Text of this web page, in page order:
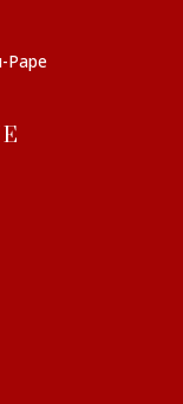
Pape